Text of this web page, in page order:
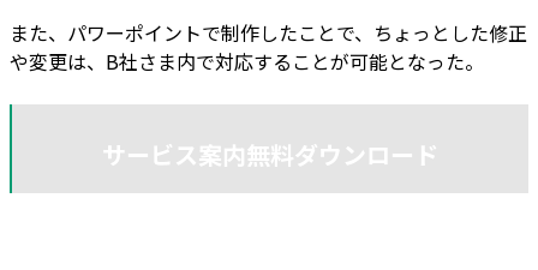
また、パワーポイントで制作したことで、ちょっとした修正
や変更は、B社さま内で対応することが可能となった。
サービス案内無料ダウンロード